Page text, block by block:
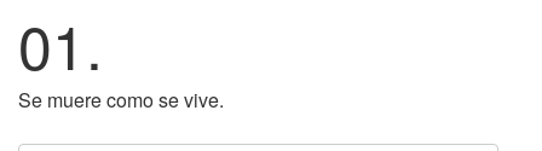
01.
Se muere como se vive.